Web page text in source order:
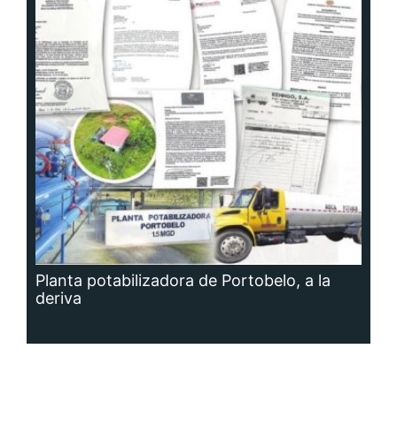
Planta potabilizadora de Portobelo, a la
deriva